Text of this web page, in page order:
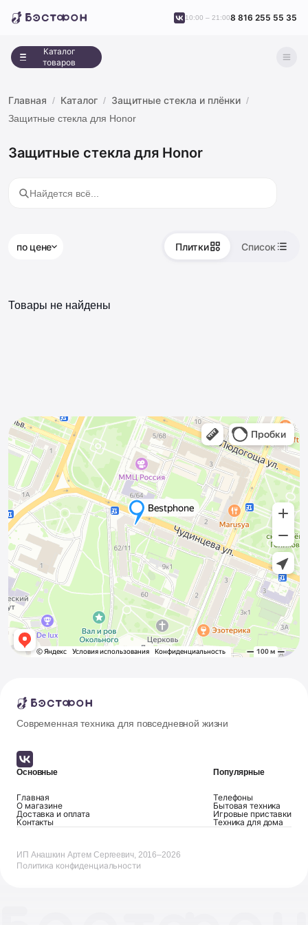
Каталог
товаров
10:00 – 21:008 816 255 55 35
Главная Каталог Защитные стекла и плёнки
Защитные стекла для Honor
Защитные стекла для Honor
по цене Плитки Список
Товары не найдены
Современная техника для повседневной жизни
Основные
Главная
О магазине
Доставка и оплата
Контакты
Популярные
Телефоны
Бытовая техника
Игровые приставки
Техника для дома
ИП Анашкин Артем Сергеевич, 2016–2026
Политика конфиденциальности